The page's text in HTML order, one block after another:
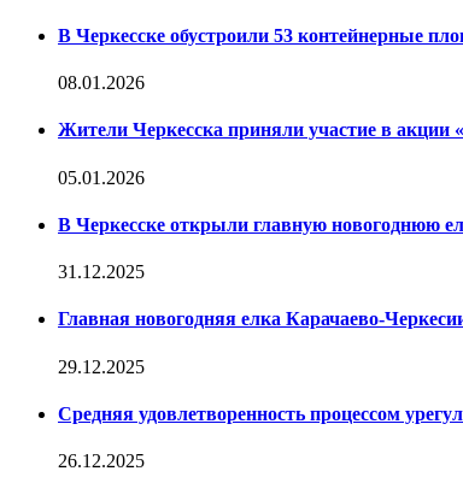
В Черкесске обустроили 53 контейнерные
08.01.2026
Жители Черкесска приняли участие в акции
05.01.2026
В Черкесске открыли главную новогоднюю
31.12.2025
Главная новогодняя елка Карачаево-
29.12.2025
Средняя удовлетворенность процессом
26.12.2025